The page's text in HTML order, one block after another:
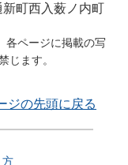
町西入薮ノ内町
各ページに掲載の写
じます。
ジの先頭に戻る
方